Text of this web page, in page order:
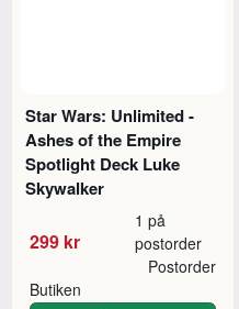
Star Wars: Unlimited -
Ashes of the Empire
Spotlight Deck Luke
Skywalker
299 kr
1 på
postorder
Butiken
Postorder